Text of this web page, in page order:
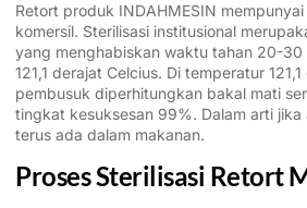
Retort produk INDAHMESIN
komersil. Sterilisasi institusional
yang menghabiskan waktu tahan 20-
121,1 derajat Celcius. Di temperatur
pembusuk diperhitungkan bakal mati
tingkat kesuksesan 99%. Dalam arti
terus ada dalam makanan.
Proses Sterilisasi Retort